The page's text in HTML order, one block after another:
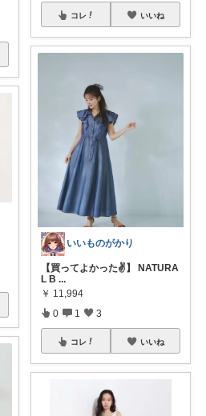
コレ いいね
いいものがかり
【買ってよかった✌️】 NATURA
L B ...
￥ 11,994
0 1 3
コレ いいね